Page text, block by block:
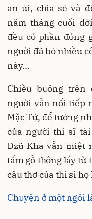
an ủi, chia sẻ và
năm tháng cuối
đều có phần đóng
người đã bỏ nhiều
này...
Chiều buông
người vẫn nối tiếp
Mặc Tử, để tưởng
của người thi sĩ tài
Dzũ Kha vẫn miệt
tấm gỗ thông lấy từ
câu thơ của thi sĩ
Chuyện ở một ngôi